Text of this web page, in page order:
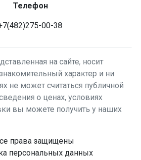
Телефон
00-38
на сайте, носит
характер и ни
не может считаться публичной
о ценах, условиях
вы можете получить у наших
права защищены
персональных данных